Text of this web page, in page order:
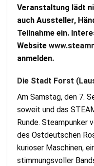
Veranstaltung lädt
auch Aussteller,
Teilnahme ein.
Website
anmelden.
Die Stadt Forst
Am Samstag, den 7.
soweit und das
Runde. Steampunker
des Ostdeutschen
kurioser Maschinen,
stimmungsvoller